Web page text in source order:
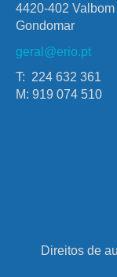
4420-402 Valbom
Gondomar
geral@erio.pt
T: 224 632 361
M: 919 074 510
Direitos de